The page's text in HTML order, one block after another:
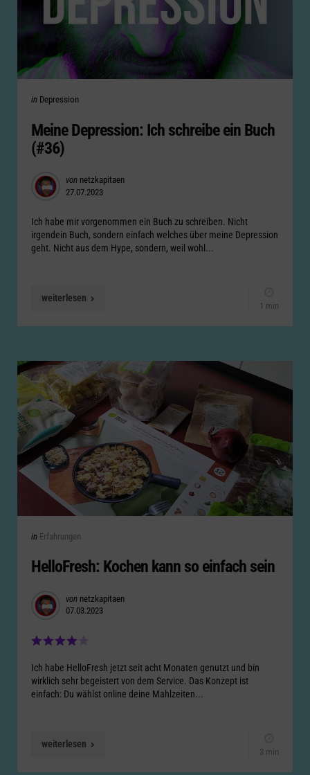
Categories
Posted
in Depression
Meine Depression: Ich schreibe ein Buch
(#36)
Posted
by
von netzkapitaen
27.07.2023
Ich habe mir vorgenommen ein Buch zu schreiben. Nicht
irgendein Buch, sondern einfach welches über meine Depression
geht. Nicht aus dem Hype, sondern, weil wohl...
weiterlesen
1 min
Categories
Posted
in Erfahrungen
HelloFresh: Kochen kann so einfach sein
Posted
by
von netzkapitaen
07.03.2023
Ich habe HelloFresh jetzt seit acht Monaten genutzt und bin
wirklich sehr begeistert von dem Service. Das Konzept ist
einfach: Du wählst online deine Mahlzeiten...
weiterlesen
3 min